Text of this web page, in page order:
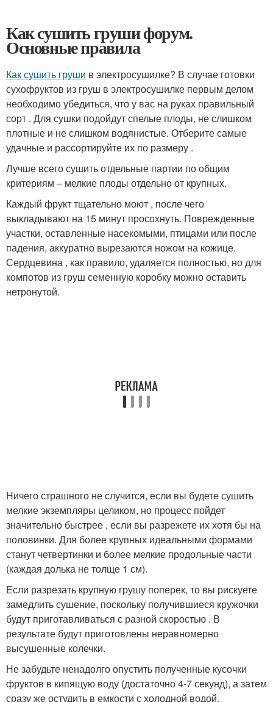
Как сушить груши форум.
Основные правила
Как сушить груши в электросушилке? В случае готовки
сухофруктов из груш в электросушилке первым делом
необходимо убедиться, что у вас на руках правильный
сорт . Для сушки подойдут спелые плоды, не слишком
плотные и не слишком водянистые. Отберите самые
удачные и рассортируйте их по размеру .
Лучше всего сушить отдельные партии по общим
критериям – мелкие плоды отдельно от крупных.
Каждый фрукт тщательно моют , после чего
выкладывают на 15 минут просохнуть. Поврежденные
участки, оставленные насекомыми, птицами или после
падения, аккуратно вырезаются ножом на кожице.
Сердцевина , как правило, удаляется полностью, но для
компотов из груш семенную коробку можно оставить
нетронутой.
Ничего страшного не случится, если вы будете сушить
мелкие экземпляры целиком, но процесс пойдет
значительно быстрее , если вы разрежете их хотя бы на
половинки. Для более крупных идеальными формами
станут четвертинки и более мелкие продольные части
(каждая долька не толще 1 см).
Если разрезать крупную грушу поперек, то вы рискуете
замедлить сушение, поскольку получившиеся кружочки
будут приготавливаться с разной скоростью . В
результате будут приготовлены неравномерно
высушенные колечки.
Не забудьте ненадолго опустить полученные кусочки
фруктов в кипящую воду (достаточно 4-7 секунд), а затем
сразу же остудить в емкости с холодной водой.